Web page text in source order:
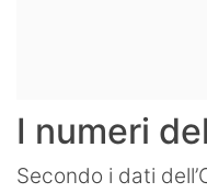
I numeri
Secondo i dati